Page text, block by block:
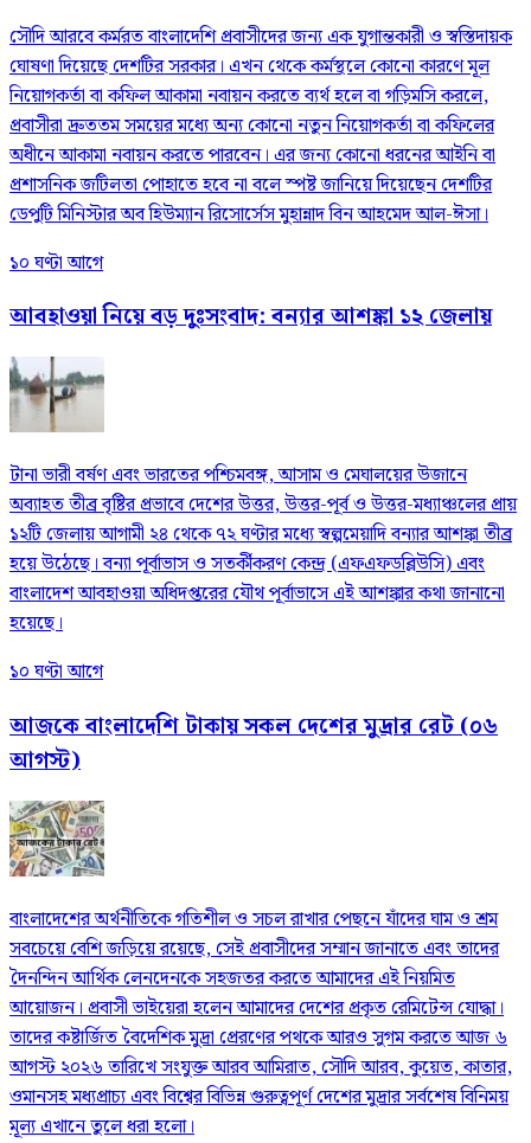
সৌদি আরবে কর্মরত বাংলাদেশি প্রবাসীদের জন্য এক যুগান্তকারী ও স্বস্তিদায়ক
ঘোষণা দিয়েছে দেশটির সরকার। এখন থেকে কর্মস্থলে কোনো কারণে মূল
নিয়োগকর্তা বা কফিল আকামা নবায়ন করতে ব্যর্থ হলে বা গড়িমসি করলে,
প্রবাসীরা দ্রুততম সময়ের মধ্যে অন্য কোনো নতুন নিয়োগকর্তা বা কফিলের
অধীনে আকামা নবায়ন করতে পারবেন। এর জন্য কোনো ধরনের আইনি বা
প্রশাসনিক জটিলতা পোহাতে হবে না বলে স্পষ্ট জানিয়ে দিয়েছেন দেশটির
ডেপুটি মিনিস্টার অব হিউম্যান রিসোর্সেস মুহান্নাদ বিন আহমেদ আল-ঈসা।
১০ ঘণ্টা আগে
আবহাওয়া নিয়ে বড় দুঃসংবাদ: বন্যার আশঙ্কা ১২ জেলায়
টানা ভারী বর্ষণ এবং ভারতের পশ্চিমবঙ্গ, আসাম ও মেঘালয়ের উজানে
অব্যাহত তীব্র বৃষ্টির প্রভাবে দেশের উত্তর, উত্তর-পূর্ব ও উত্তর-মধ্যাঞ্চলের প্রায়
১২টি জেলায় আগামী ২৪ থেকে ৭২ ঘণ্টার মধ্যে স্বল্পমেয়াদি বন্যার আশঙ্কা তীব্র
হয়ে উঠেছে। বন্যা পূর্বাভাস ও সতর্কীকরণ কেন্দ্র (এফএফডব্লিউসি) এবং
বাংলাদেশ আবহাওয়া অধিদপ্তরের যৌথ পূর্বাভাসে এই আশঙ্কার কথা জানানো
হয়েছে।
১০ ঘণ্টা আগে
আজকে বাংলাদেশি টাকায় সকল দেশের মুদ্রার রেট (০৬
আগস্ট)
বাংলাদেশের অর্থনীতিকে গতিশীল ও সচল রাখার পেছনে যাঁদের ঘাম ও শ্রম
সবচেয়ে বেশি জড়িয়ে রয়েছে, সেই প্রবাসীদের সম্মান জানাতে এবং তাদের
দৈনন্দিন আর্থিক লেনদেনকে সহজতর করতে আমাদের এই নিয়মিত
আয়োজন। প্রবাসী ভাইয়েরা হলেন আমাদের দেশের প্রকৃত রেমিটেন্স যোদ্ধা।
তাদের কষ্টার্জিত বৈদেশিক মুদ্রা প্রেরণের পথকে আরও সুগম করতে আজ ৬
আগস্ট ২০২৬ তারিখে সংযুক্ত আরব আমিরাত, সৌদি আরব, কুয়েত, কাতার,
ওমানসহ মধ্যপ্রাচ্য এবং বিশ্বের বিভিন্ন গুরুত্বপূর্ণ দেশের মুদ্রার সর্বশেষ বিনিময়
মূল্য এখানে তুলে ধরা হলো।